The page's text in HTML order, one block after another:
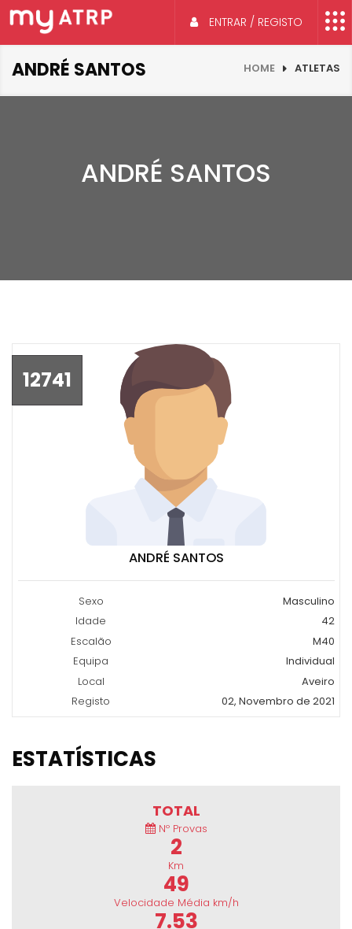
ENTRAR / REGISTO
ANDRÉ SANTOS HOME ATLETAS
ANDRÉ SANTOS
12741
ANDRÉ SANTOS
Sexo
Masculino
Idade
42
Escalão
M40
Equipa
Individual
Local
Aveiro
Registo
02, Novembro de 2021
ESTATÍSTICAS
TOTAL
Nº Provas
2
Km
49
Velocidade Média km/h
7.53